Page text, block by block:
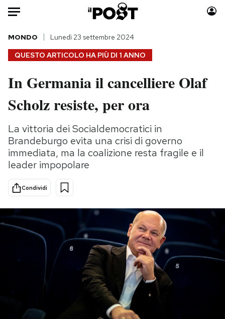
Auto
HOME
Italia
Politica
Tecnologia
Internet
Scienza
Cultura
Economia
Moda
Consumismi
Storie/Idee
Ok Boomer!
Media
PODCAST
I MIEI PREFERITI
QUESTO ARTICOLO HA PIÙ DI 1 ANNO
MONDO Lunedì 23 settembre 2024
In Germania il cancelliere Olaf
Scholz resiste, per ora
La vittoria dei Socialdemocratici in
Brandeburgo evita una crisi di governo
immediata, ma la coalizione resta fragile e il
leader impopolare
Condividi